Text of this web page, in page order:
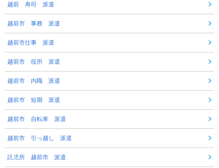
越前 寿司 派遣
越前市 事務 派遣
越前市仕事 派遣
越前市 役所 派遣
越前市 内職 派遣
越前市 短期 派遣
越前市 自転車 派遣
越前市 引っ越し 派遣
託児所 越前市 派遣